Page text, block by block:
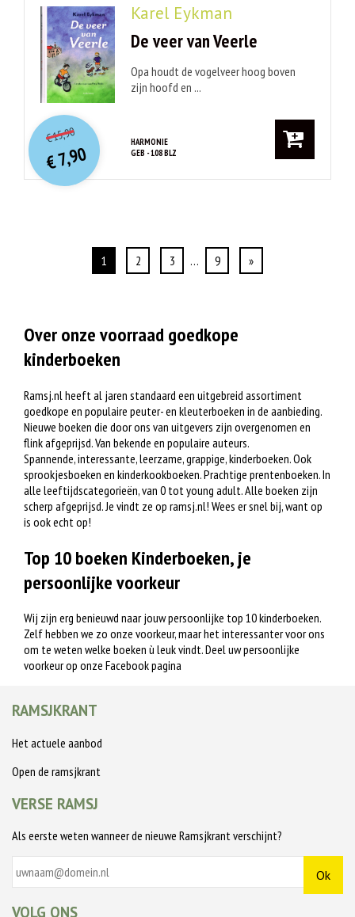
Karel Eykman
De veer van Veerle
Opa houdt de vogelveer hoog boven
zijn hoofd en ...
HARMONIE
GEB - 108 BLZ
€15,90O
orspr
onkelijke
prijs
was:
€ 15,90.
€7,90
Huidige
prijs
is:
€ 7,90.
1 2 3 … 9 »
Over onze voorraad goedkope
kinderboeken
Ramsj.nl heeft al jaren standaard een uitgebreid assortiment
goedkope en populaire peuter- en kleuterboeken in de aanbieding.
Nieuwe boeken die door ons van uitgevers zijn overgenomen en
flink afgeprijsd. Van bekende en populaire auteurs.
Spannende, interessante, leerzame, grappige, kinderboeken. Ook
sprookjesboeken en kinderkookboeken. Prachtige prentenboeken. In
alle leeftijdscategorieën, van 0 tot young adult. Alle boeken zijn
scherp afgeprijsd. Je vindt ze op ramsj.nl! Wees er snel bij, want op
is ook echt op!
Top 10 boeken Kinderboeken, je
persoonlijke voorkeur
Wij zijn erg benieuwd naar jouw persoonlijke top 10 kinderboeken.
Zelf hebben we zo onze voorkeur, maar het interessanter voor ons
om te weten welke boeken ù leuk vindt. Deel uw persoonlijke
voorkeur op onze Facebook pagina
RAMSJKRANT
Het actuele aanbod
Open de ramsjkrant
VERSE RAMSJ
Als eerste weten wanneer de nieuwe Ramsjkrant verschijnt?
VOLG ONS